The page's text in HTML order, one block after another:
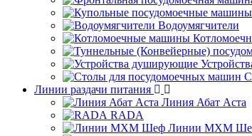
Водоумягчители
Линии раздачи питания
Линия Абат Аста
RADA
Линии МХМ